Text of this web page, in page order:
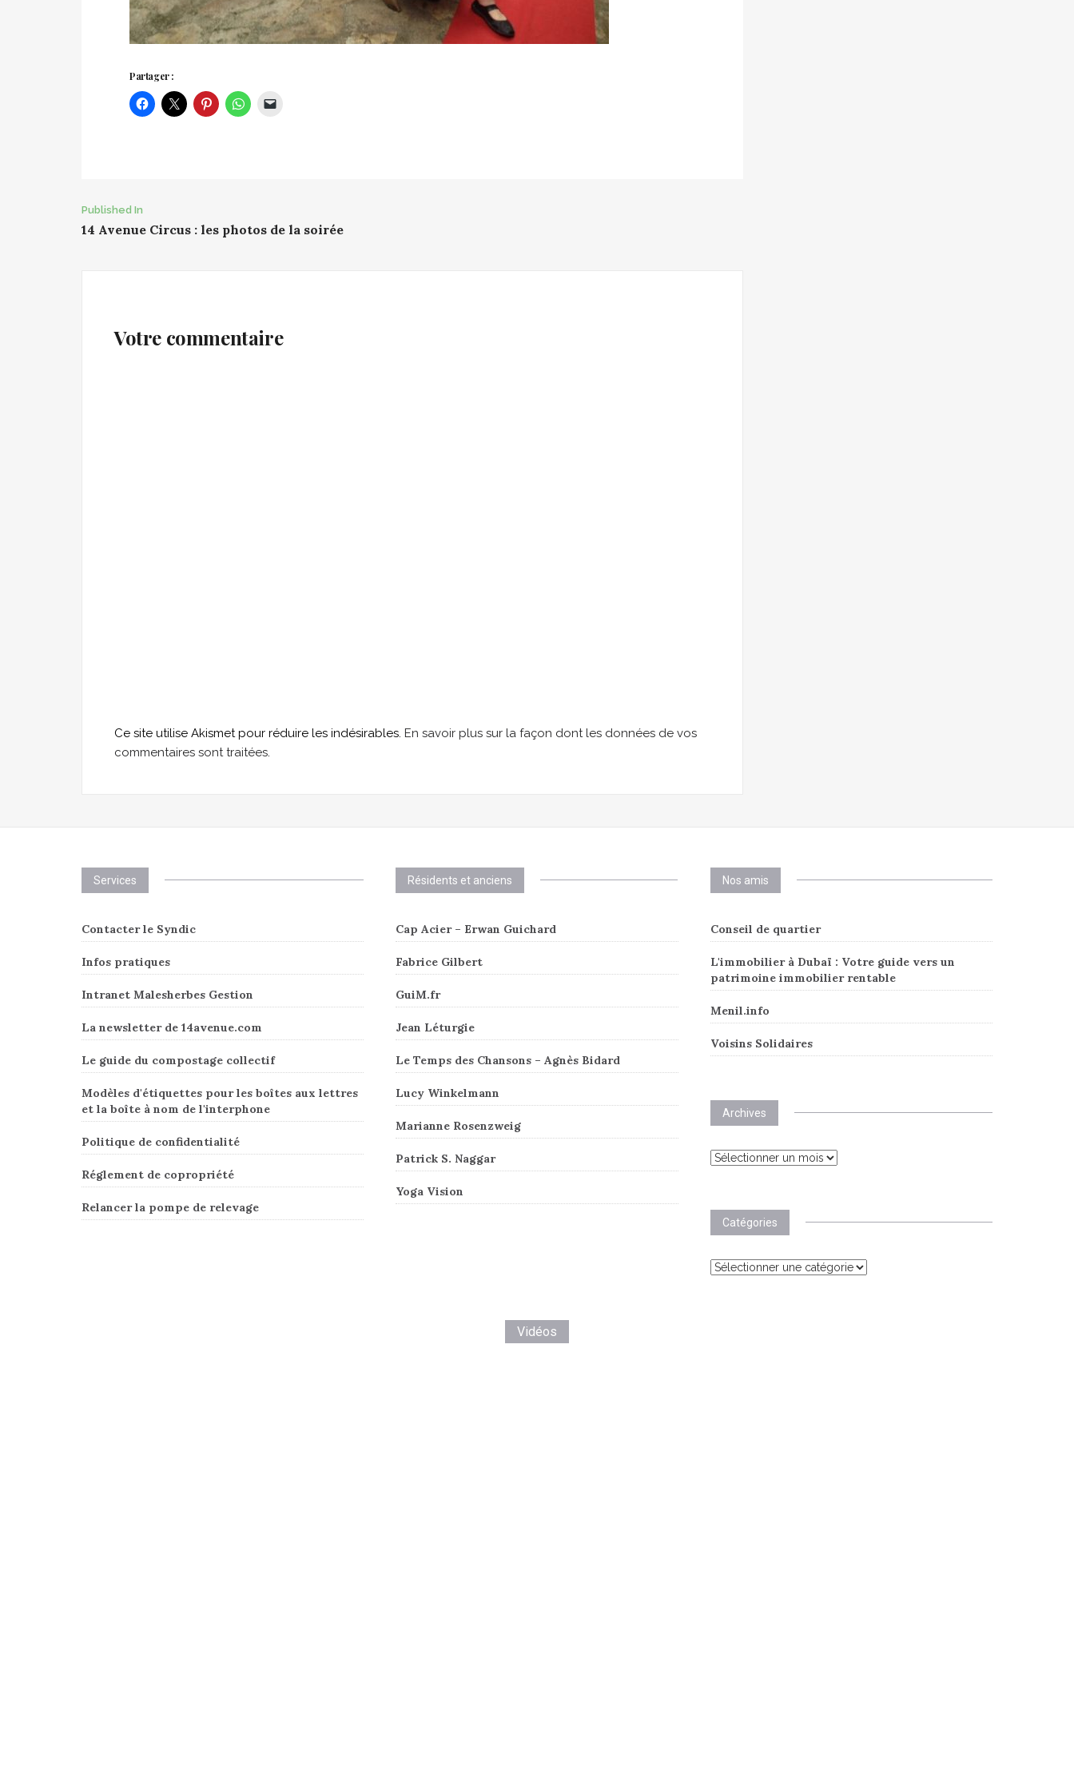
Partager :
Post
Published In
14 Avenue Circus : les photos de la soirée
Votre commentaire
Ce site utilise Akismet pour réduire les indésirables. En savoir plus sur la façon dont les données de vos
commentaires sont traitées.
Services
Contacter le Syndic
Infos pratiques
Intranet Malesherbes Gestion
La newsletter de 14avenue.com
Le guide du compostage collectif
Modèles d'étiquettes pour les boîtes aux lettres
et la boîte à nom de l'interphone
Politique de confidentialité
Réglement de copropriété
Relancer la pompe de relevage
Résidents et anciens
Cap Acier – Erwan Guichard
Fabrice Gilbert
GuiM.fr
Jean Léturgie
Le Temps des Chansons – Agnès Bidard
Lucy Winkelmann
Marianne Rosenzweig
Patrick S. Naggar
Yoga Vision
Nos amis
Conseil de quartier
L'immobilier à Dubaï : Votre guide vers un
patrimoine immobilier rentable
Menil.info
Voisins Solidaires
Archives
Archives
Catégories
Catégories
Vidéos